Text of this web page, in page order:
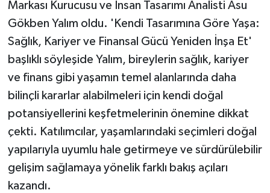
Markası Kurucusu ve İnsan Tasarımı Analisti Asu
Gökben Yalım oldu. 'Kendi Tasarımına Göre Yaşa:
Sağlık, Kariyer ve Finansal Gücü Yeniden İnşa Et'
başlıklı söyleşide Yalım, bireylerin sağlık, kariyer
ve finans gibi yaşamın temel alanlarında daha
bilinçli kararlar alabilmeleri için kendi doğal
potansiyellerini keşfetmelerinin önemine dikkat
çekti. Katılımcılar, yaşamlarındaki seçimleri doğal
yapılarıyla uyumlu hale getirmeye ve sürdürülebilir
gelişim sağlamaya yönelik farklı bakış açıları
kazandı.